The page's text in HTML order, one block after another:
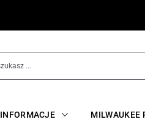
INFORMACJE MILWAUKEE